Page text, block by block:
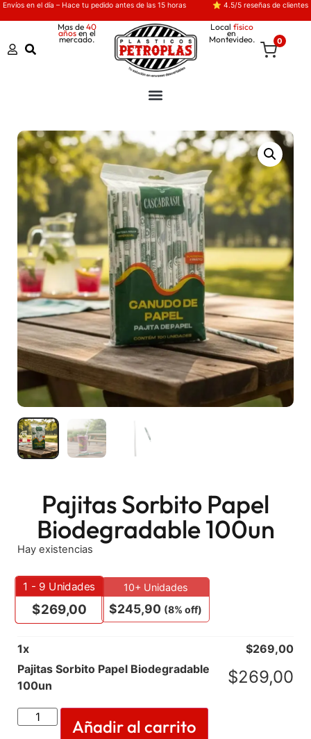
Envíos en el día – Hace tu pedido antes de las 15 horas ⭐ 4.5/5 reseñas de clientes
Mas de 40
añosen el
mercado.
Local físico
en
Montevideo. 0
Pajitas Sorbito Papel
Biodegradable 100un
Hay existencias
1 - 9 Unidades
$269,00
10+ Unidades
$245,90 (8% off)
1x $269,00
Pajitas Sorbito Papel Biodegradable
100un
$269,00
Añadir al carrito